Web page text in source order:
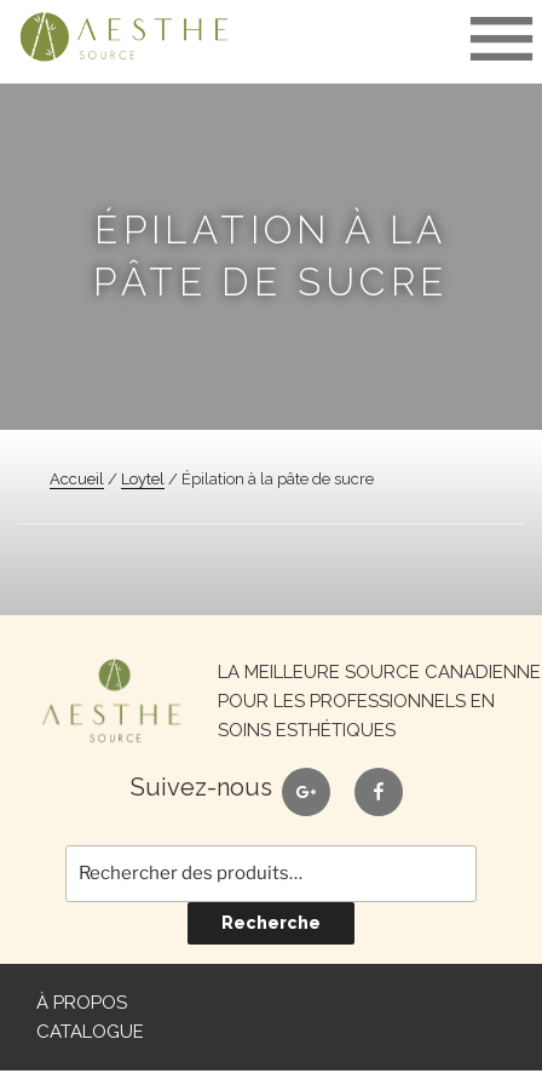
Aller
ÉPILATION À LA
PÂTE DE SUCRE
Accueil / Loytel / Épilation à la pâte de sucre
LA MEILLEURE SOURCE CANADIENNE
POUR LES PROFESSIONNELS EN
SOINS ESTHÉTIQUES
Suivez-nous google facebook
Recherche
pour :
Recherche
À PROPOS
CATALOGUE